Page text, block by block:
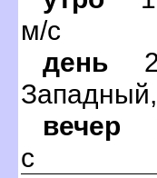
м/с
день
вечер
с